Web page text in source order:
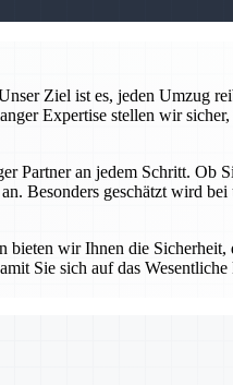
Ziel ist es, jeden Umzug
Expertise stellen wir
Partner an jedem Schritt. Ob
Besonders geschätzt wird
wir Ihnen die Sicherheit,
Sie sich auf das